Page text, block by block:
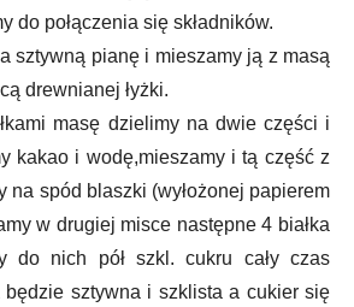
do połączenia się składników.
sztywną pianę i mieszamy ją z masą
drewnianej łyżki.
masę dzielimy na dwie części i
kakao i wodę,mieszamy i tą część z
na spód blaszki (wyłożonej papierem
w drugiej misce następne 4 białka
do nich pół szkl. cukru cały czas
będzie sztywna i szklista a cukier się